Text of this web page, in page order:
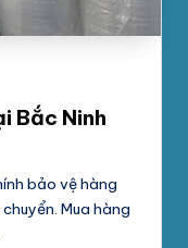
Bắc Ninh
bảo vệ hàng
Mua hàng